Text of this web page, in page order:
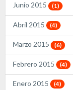
Junio 2015 (1)
Abril 2015 (4)
Marzo 2015 (6)
Febrero 2015 (4)
Enero 2015 (4)